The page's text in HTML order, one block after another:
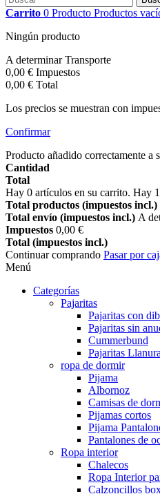
Carrito 0 Producto Productos
Ningún producto
A determinarTransporte
0,00 € Impuestos
0,00 € Total
Los precios se muestran con
Confirmar
Producto añadido correctamente a
Cantidad
Total
Hay 0 artículos en su carrito. Hay
Total productos (impuestos incl.)
Total envío (impuestos incl.) A
Impuestos 0,00 €
Total (impuestos incl.)
Continuar comprando Pasar por
Menú
Categorías
Pajaritas
Pajaritas con
Pajaritas sin
Cummerbund
Pajaritas Llanura
ropa de dormir
Pijama
Albornoz
Camisas de
Pijamas cortos
Pijama
Pantalones de
Ropa interior
Chalecos
Ropa Interior
Calzoncillos